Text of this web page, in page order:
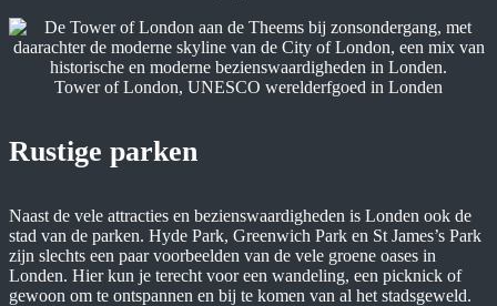
Tower of London, UNESCO werelderfgoed in Londen
Rustige parken
Naast de vele attracties en bezienswaardigheden is Londen ook de
stad van de parken. Hyde Park, Greenwich Park en St James’s Park
zijn slechts een paar voorbeelden van de vele groene oases in
Londen. Hier kun je terecht voor een wandeling, een picknick of
gewoon om te ontspannen en bij te komen van al het stadsgeweld.